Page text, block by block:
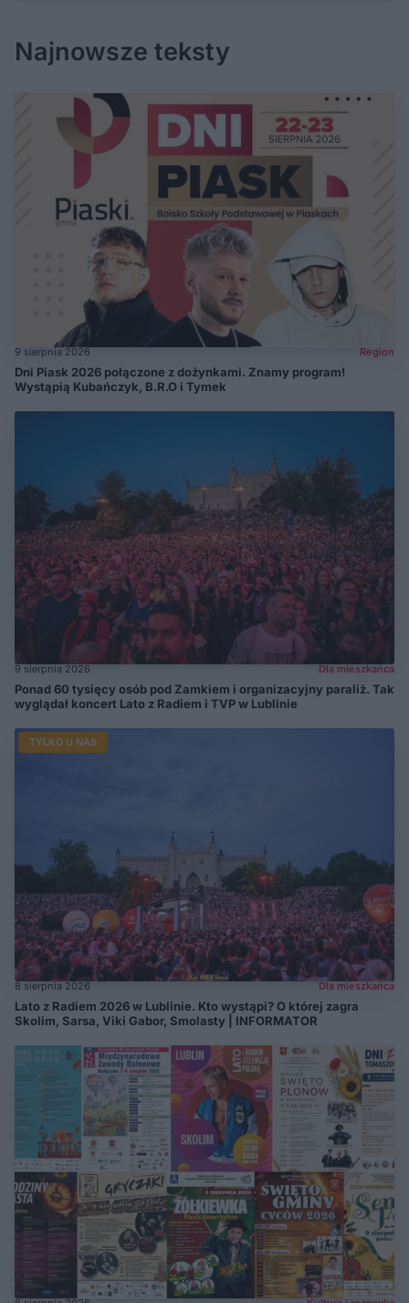
Najnowsze teksty
9 sierpnia 2026 Region
Dni Piask 2026 połączone z dożynkami. Znamy program!
Wystąpią Kubańczyk, B.R.O i Tymek
9 sierpnia 2026 Dla mieszkańca
Ponad 60 tysięcy osób pod Zamkiem i organizacyjny paraliż. Tak
wyglądał koncert Lato z Radiem i TVP w Lublinie
TYLKO U NAS
8 sierpnia 2026 Dla mieszkańca
Lato z Radiem 2026 w Lublinie. Kto wystąpi? O której zagra
Skolim, Sarsa, Viki Gabor, Smolasty | INFORMATOR